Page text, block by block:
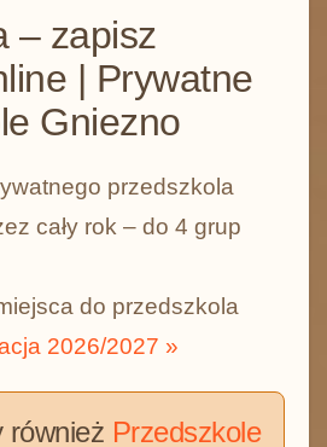
– zapisz
| Prywatne
Gniezno
przedszkola
cały rok – do 4 grup
do przedszkola
2026/2027 »
również Przedszkole